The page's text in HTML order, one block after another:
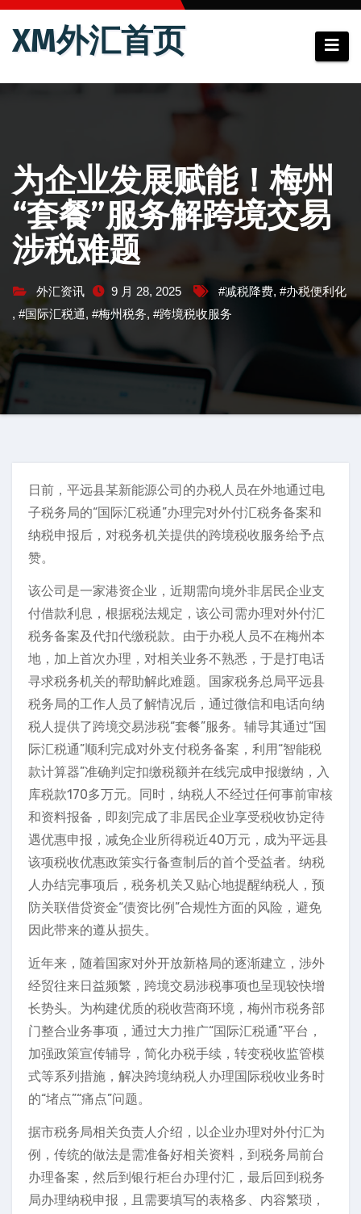
跳
XM外汇首页
为企业发展赋能！梅州
“套餐”服务解跨境交易
涉税难题
外汇资讯 9 月 28, 2025 #减税降费, #办税便利化
, #国际汇税通, #梅州税务, #跨境税收服务
日前，平远县某新能源公司的办税人员在外地通过电
子税务局的“国际汇税通”办理完对外付汇税务备案和
纳税申报后，对税务机关提供的跨境税收服务给予点
赞。
该公司是一家港资企业，近期需向境外非居民企业支
付借款利息，根据税法规定，该公司需办理对外付汇
税务备案及代扣代缴税款。由于办税人员不在梅州本
地，加上首次办理，对相关业务不熟悉，于是打电话
寻求税务机关的帮助解此难题。国家税务总局平远县
税务局的工作人员了解情况后，通过微信和电话向纳
税人提供了跨境交易涉税“套餐”服务。辅导其通过“国
际汇税通”顺利完成对外支付税务备案，利用“智能税
款计算器”准确判定扣缴税额并在线完成申报缴纳，入
库税款170多万元。同时，纳税人不经过任何事前审核
和资料报备，即刻完成了非居民企业享受税收协定待
遇优惠申报，减免企业所得税近40万元，成为平远县
该项税收优惠政策实行备查制后的首个受益者。纳税
人办结完事项后，税务机关又贴心地提醒纳税人，预
防关联借贷资金“债资比例”合规性方面的风险，避免
因此带来的遵从损失。
近年来，随着国家对外开放新格局的逐渐建立，涉外
经贸往来日益频繁，跨境交易涉税事项也呈现较快增
长势头。为构建优质的税收营商环境，梅州市税务部
门整合业务事项，通过大力推广“国际汇税通”平台，
加强政策宣传辅导，简化办税手续，转变税收监管模
式等系列措施，解决跨境纳税人办理国际税收业务时
的“堵点”“痛点”问题。
据市税务局相关负责人介绍，以企业办理对外付汇为
例，传统的做法是需准备好相关资料，到税务局前台
办理备案，然后到银行柜台办理付汇，最后回到税务
局办理纳税申报，且需要填写的表格多、内容繁琐，